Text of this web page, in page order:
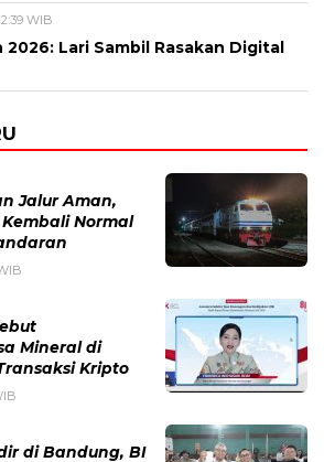
WIB
2026: Lari Sambil Rasakan Digital
Jalur Aman,
Normal
Mineral di
Kripto
di Bandung, BI